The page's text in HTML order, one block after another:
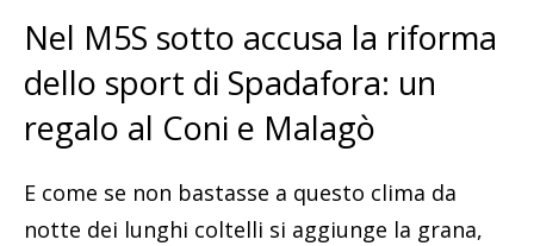
Nel M5S sotto accusa la riforma
dello sport di Spadafora: un
regalo al Coni e Malagò
E come se non bastasse a questo clima da
notte dei lunghi coltelli si aggiunge la grana,